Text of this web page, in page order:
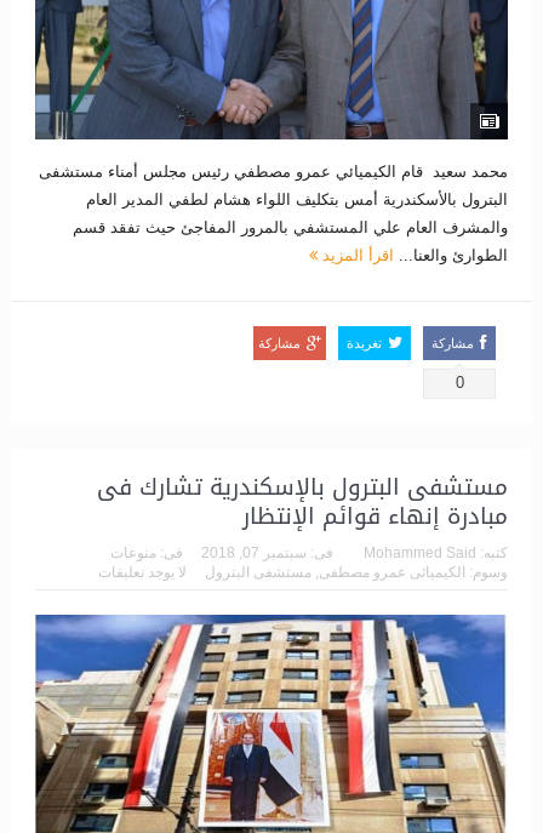
محمد سعيد قام الكيميائي عمرو مصطفي رئيس مجلس أمناء مستشفى
البترول بالأسكندرية أمس بتكليف اللواء هشام لطفي المدير العام
والمشرف العام علي المستشفي بالمرور المفاجئ حيث تفقد قسم
الطوارئ والعنا...
اقرأ المزيد
مشاركة
0
تغريدة مشاركة
مستشفى البترول بالإسكندرية تشارك فى
مبادرة إنهاء قوائم الإنتظار
كتبه: Mohammed Said فى: سبتمبر 07, 2018 فى: منوعات
وسوم: الكيميائى عمرو مصطفى, مستشفى البترول لا يوجد تعليقات